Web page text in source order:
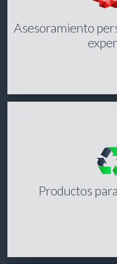
Asesoramiento
Productos